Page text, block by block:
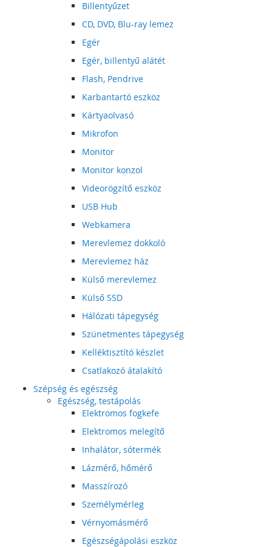
Billentyűzet
CD, DVD, Blu-ray lemez
Egér
Egér, billentyű alátét
Flash, Pendrive
Karbantartó eszköz
Kártyaolvasó
Mikrofon
Monitor
Monitor konzol
Videorögzítő eszköz
USB Hub
Webkamera
Merevlemez dokkoló
Merevlemez ház
Külső merevlemez
Külső SSD
Hálózati tápegység
Szünetmentes tápegység
Kelléktisztító készlet
Csatlakozó átalakító
Szépség és egészség
Egészség, testápolás
Elektromos fogkefe
Elektromos melegítő
Inhalátor, sótermék
Lázmérő, hőmérő
Masszírozó
Személymérleg
Vérnyomásmérő
Egészségápolási eszköz